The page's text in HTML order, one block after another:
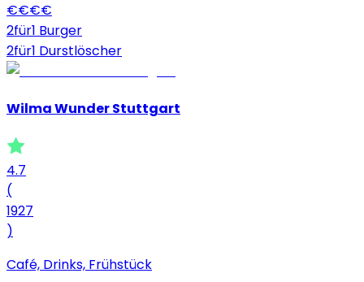
€€€€
2für1 Burger
2für1 Durstlöscher
Wilma Wunder Stuttgart
4.7
(
1927
)
Café, Drinks, Frühstück